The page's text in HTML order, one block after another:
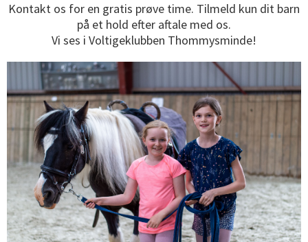
Kontakt os for en gratis prøve time. Tilmeld kun dit barn
på et hold efter aftale med os.
Vi ses i Voltigeklubben Thommysminde!